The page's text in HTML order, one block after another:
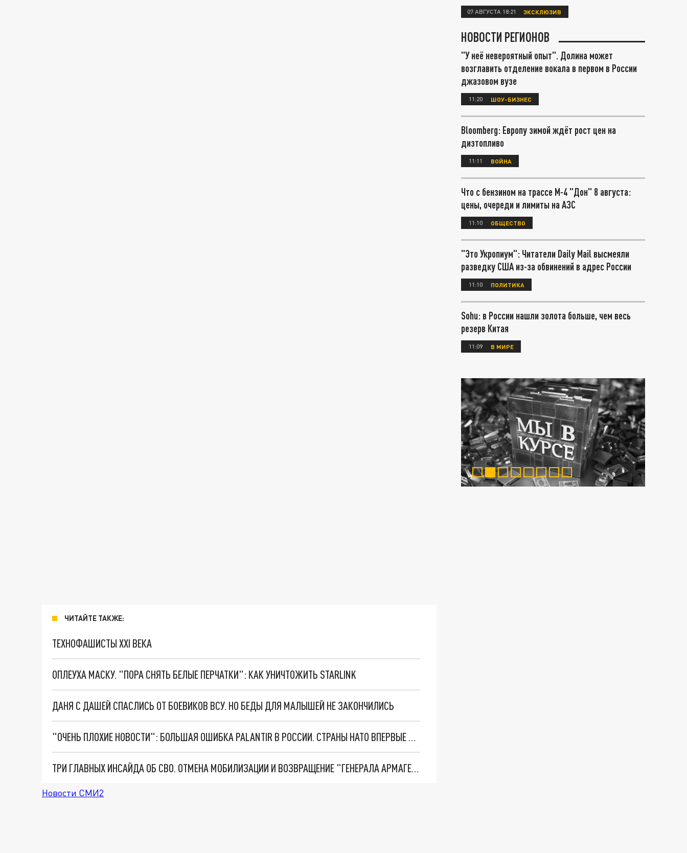
ЧИТАЙТЕ ТАКЖЕ:
ТЕХНОФАШИСТЫ XXI ВЕКА
ОПЛЕУХА МАСКУ. "ПОРА СНЯТЬ БЕЛЫЕ ПЕРЧАТКИ": КАК УНИЧТОЖИТЬ STARLINK
ДАНЯ С ДАШЕЙ СПАСЛИСЬ ОТ БОЕВИКОВ ВСУ. НО БЕДЫ ДЛЯ МАЛЫШЕЙ НЕ ЗАКОНЧИЛИСЬ
"ОЧЕНЬ ПЛОХИЕ НОВОСТИ": БОЛЬШАЯ ОШИБКА PALANTIR В РОССИИ. СТРАНЫ НАТО ВПЕРВЫЕ ЗА СВО ОСТАНОВИЛИ ПОСТАВКИ ОРУЖИЯ. ВСУ ТЕРЯЮТ ПРИГРАНИЧЬЕ?
ТРИ ГЛАВНЫХ ИНСАЙДА ОБ СВО. ОТМЕНА МОБИЛИЗАЦИИ И ВОЗВРАЩЕНИЕ "ГЕНЕРАЛА АРМАГЕДДОНА"? ОТЛИЧНЫЕ НОВОСТИ, КОТОРЫЕ ЖДАЛИ ВСЕ
Новости СМИ2
07 АВГУСТА 18:21 ЭКСКЛЮЗИВ
НОВОСТИ РЕГИОНОВ
"У неё невероятный опыт". Долина может
возглавить отделение вокала в первом в России
джазовом вузе
11:20 ШОУ-БИЗНЕС
Bloomberg: Европу зимой ждёт рост цен на
дизтопливо
11:11 ВОЙНА
Что с бензином на трассе М-4 "Дон" 8 августа:
цены, очереди и лимиты на АЗС
11:10 ОБЩЕСТВО
"Это Укропиум": Читатели Daily Mail высмеяли
разведку США из-за обвинений в адрес России
11:10 ПОЛИТИКА
Sohu: в России нашли золота больше, чем весь
резерв Китая
11:09 В МИРЕ